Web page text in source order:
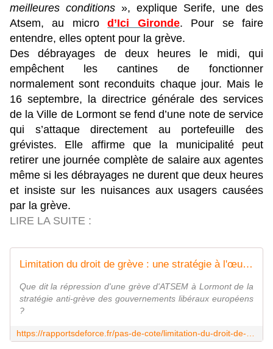
meilleures conditions », explique Serife, une des
Atsem, au microd’Ici Gironde. Pour se faire
entendre, elles optent pour la grève.
Des débrayages de deux heures le midi, qui
empêchent les cantines de fonctionner
normalement sont reconduits chaque jour. Mais le
16 septembre, la directrice générale des services
de la Ville de Lormont se fend d’une note de service
qui s’attaque directement au portefeuille des
grévistes. Elle affirme que la municipalité peut
retirer une journée complète de salaire aux agentes
même si les débrayages ne durent que deux heures
et insiste sur les nuisances aux usagers causées
par la grève.
LIRE LA SUITE :
Limitation du droit de grève : une stratégie à l'œuvre à l'échelle européenne - Rapports de Force
Que dit la répression d'une grève d'ATSEM à Lormont de la
stratégie anti-grève des gouvernements libéraux européens
?